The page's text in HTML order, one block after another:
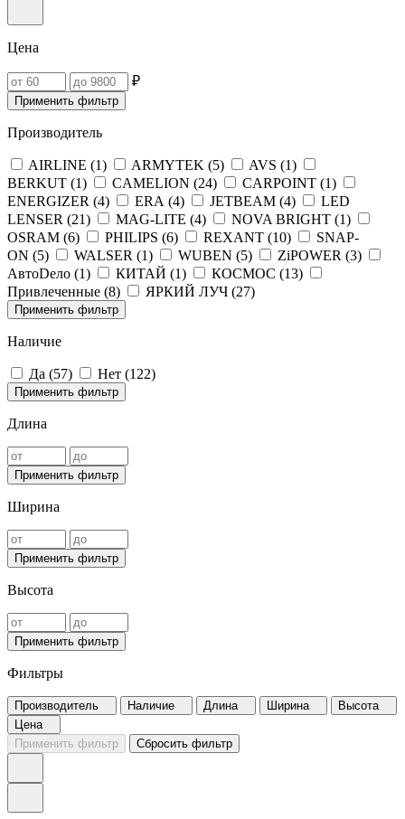
Цена
₽
Применить фильтр
Производитель
AIRLINE (1) ARMYTEK (5) AVS (1)
BERKUT (1) CAMELION (24) CARPOINT (1)
ENERGIZER (4) ERA (4) JETBEAM (4)
LED
LENSER (21) MAG-LITE (4) NOVA BRIGHT (1)
OSRAM (6) PHILIPS (6) REXANT (10)
SNAP-
ON (5) WALSER (1) WUBEN (5) ZiPOWER (3)
АвтоDело (1) КИТАЙ (1) КОСМОС (13)
Привлеченные (8) ЯРКИЙ ЛУЧ (27)
Применить фильтр
Наличие
Да (57) Нет (122)
Применить фильтр
Длина
Применить фильтр
Ширина
Применить фильтр
Высота
Применить фильтр
Фильтры
Производитель Наличие Длина Ширина
Высота
Цена
Применить фильтр
Сбросить фильтр